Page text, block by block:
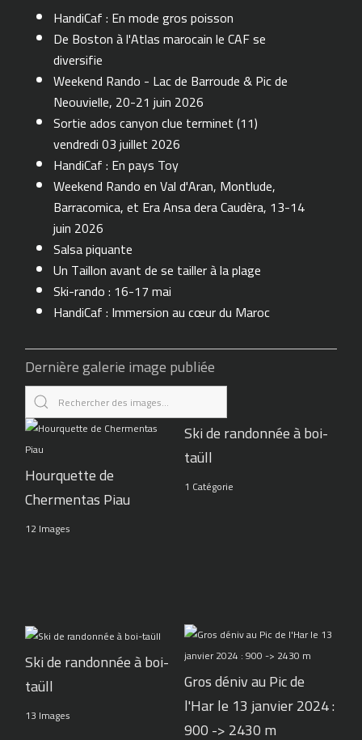
HandiCaf : En mode gros poisson
De Boston à l'Atlas marocain le CAF se
diversifie
Weekend Rando - Lac de Barroude & Pic de
Neouvielle, 20-21 juin 2026
Sortie ados canyon clue terminet (11)
vendredi 03 juillet 2026
HandiCaf : En pays Toy
Weekend Rando en Val d'Aran, Montlude,
Barracomica, et Era Ansa dera Caudèra, 13-14
juin 2026
Salsa piquante
Un Taillon avant de se tailler à la plage
Ski-rando : 16-17 mai
HandiCaf : Immersion au cœur du Maroc
Dernière galerie image publiée
Hourquette de
Chermentas Piau
12 Images
Ski de randonnée à boi-
taüll
1 Catégorie
Ski de randonnée à boi-
taüll
13 Images
Gros déniv au Pic de
l'Har le 13 janvier 2024 :
900 -> 2430 m